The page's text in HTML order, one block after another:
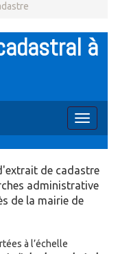
à
Toggle
de cadastre
administrative
de la mairie de
à l’échelle